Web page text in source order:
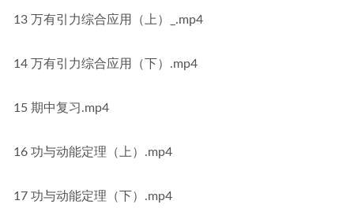
13 万有引力综合应用（上）_.mp4
14 万有引力综合应用（下）.mp4
15 期中复习.mp4
16 功与动能定理（上）.mp4
17 功与动能定理（下）.mp4